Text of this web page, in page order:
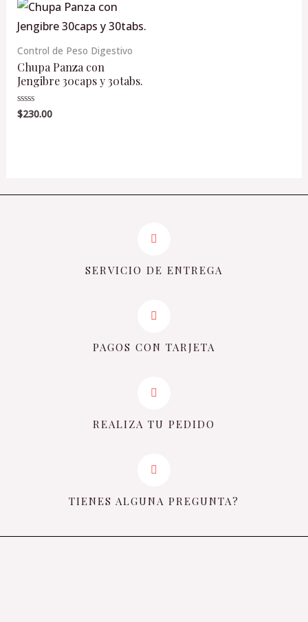
Control de Peso Digestivo
Chupa Panza con
Jengibre 30caps y 30tabs.
Valorado
en
$230.00
SERVICIO DE ENTREGA
PAGOS CON TARJETA
REALIZA TU PEDIDO
TIENES ALGUNA PREGUNTA?